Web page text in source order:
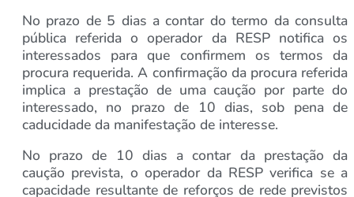
No prazo de 5 dias a contar do termo da consulta
pública referida o operador da RESP notifica os
interessados para que confirmem os termos da
procura requerida. A confirmação da procura referida
implica a prestação de uma caução por parte do
interessado, no prazo de 10 dias, sob pena de
caducidade da manifestação de interesse.
No prazo de 10 dias a contar da prestação da
caução prevista, o operador da RESP verifica se a
capacidade resultante de reforços de rede previstos